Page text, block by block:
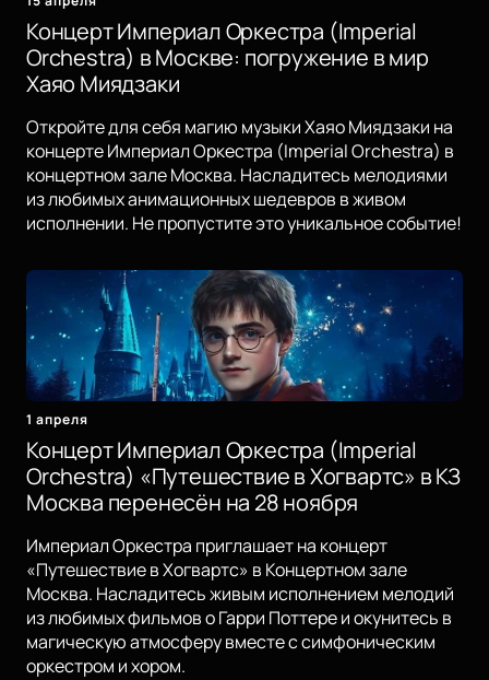
Концерт Империал Оркестра (Imperial
Orchestra) в Москве: погружение в мир
Хаяо Миядзаки
Откройте для себя магию музыки Хаяо Миядзаки на
концерте Империал Оркестра (Imperial Orchestra) в
концертном зале Москва. Насладитесь мелодиями
из любимых анимационных шедевров в живом
исполнении. Не пропустите это уникальное событие!
1 апреля
Концерт Империал Оркестра (Imperial
Orchestra) «Путешествие в Хогвартс» в КЗ
Москва перенесён на 28 ноября
Империал Оркестра приглашает на концерт
«Путешествие в Хогвартс» в Концертном зале
Москва. Насладитесь живым исполнением мелодий
из любимых фильмов о Гарри Поттере и окунитесь в
магическую атмосферу вместе с симфоническим
оркестром и хором.